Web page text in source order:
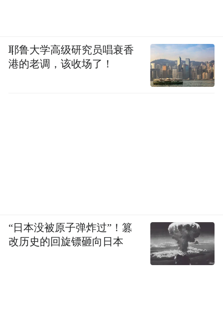
耶鲁大学高级研究员唱衰香
港的老调，该收场了！
“日本没被原子弹炸过”！篡
改历史的回旋镖砸向日本